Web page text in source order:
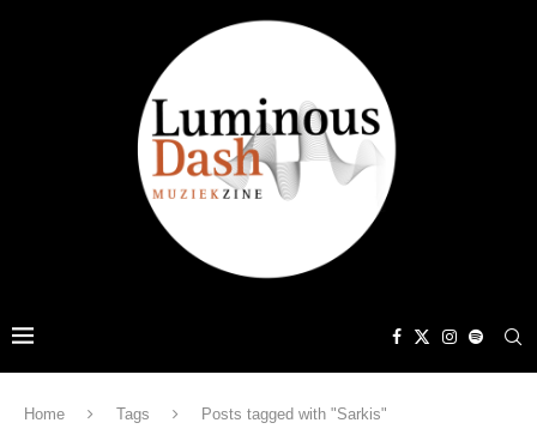
Home Tags Posts tagged with "Sarkis"